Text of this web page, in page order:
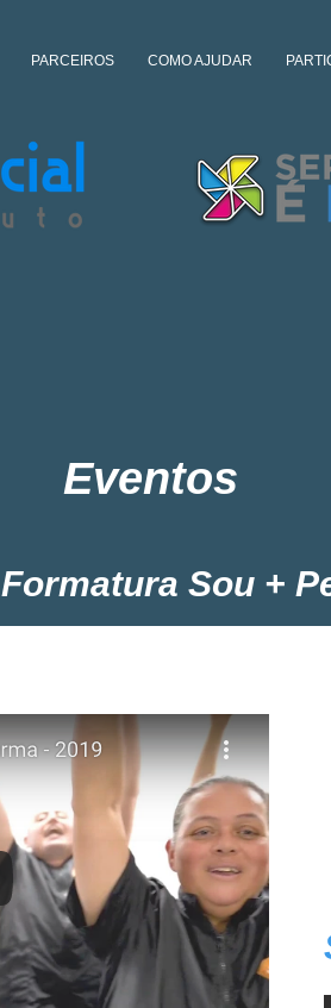
PARCEIROS COMO AJUDAR
Eventos
Formatura Sou +